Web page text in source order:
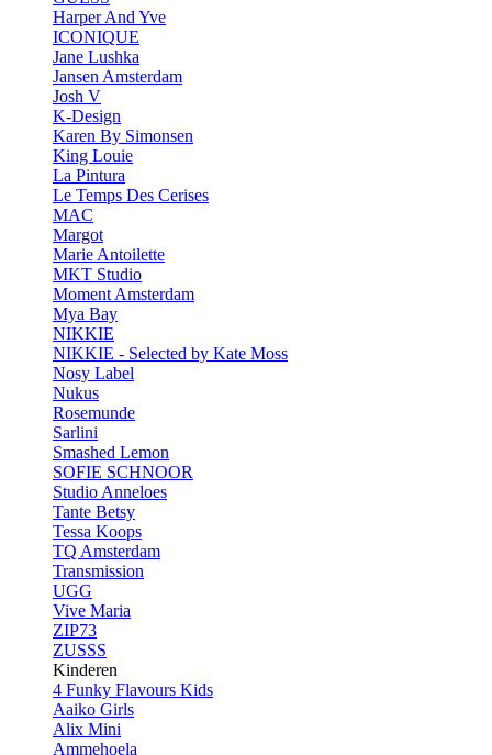
Harper And Yve
ICONIQUE
Jane Lushka
Jansen Amsterdam
Josh V
K-Design
Karen By Simonsen
King Louie
La Pintura
Le Temps Des Cerises
MAC
Margot
Marie Antoilette
MKT Studio
Moment Amsterdam
Mya Bay
NIKKIE
NIKKIE - Selected by Kate Moss
Nosy Label
Nukus
Rosemunde
Sarlini
Smashed Lemon
SOFIE SCHNOOR
Studio Anneloes
Tante Betsy
Tessa Koops
TQ Amsterdam
Transmission
UGG
Vive Maria
ZIP73
ZUSSS
Kinderen
4 Funky Flavours Kids
Aaiko Girls
Alix Mini
Ammehoela